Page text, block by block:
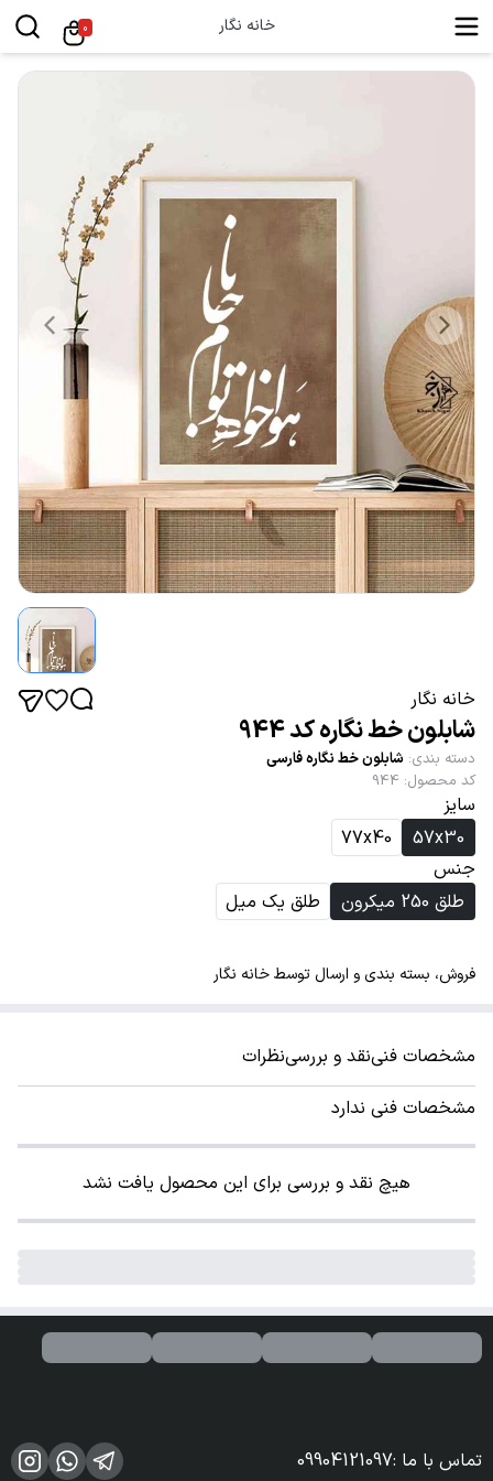
خانه نگار 0
خانه نگار
شابلون خط نگاره کد 944
دسته بندی: شابلون خط نگاره فارسی
کد محصول:
944
سایز
57x30
77x40
جنس
طلق 250 میکرون
طلق یک میل
فروش، بسته بندی و ارسال توسط خانه نگار
مشخصات فنینقد و بررسینظرات
مشخصات فنی ندارد
هیچ نقد و بررسی برای این محصول یافت نشد
تماس با ما :
09904121097